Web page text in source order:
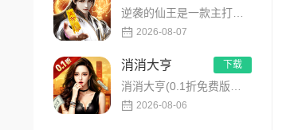
逆袭的仙王是一款主打沉浸式剧情的东方仙侠多人角色扮演手游，打破传统凡人逆袭的老旧叙事，打造独树一帜的仙王回归...
2026-08-07
消消大亨
消消大亨(0.1折免费版送6480)是一款现代商战题材模拟经营养成手游，创新建筑合成升级玩法，不肝不氪！玩家...
2026-08-06
下载